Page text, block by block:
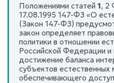
Положениями статей 1, 2
17.08.1995 147-ФЗ «О
(Закон 147-ФЗ)
закон определяет
политики в отношении
Российской Федерации и
достижение баланса
субъектов естественных
обеспечивающего